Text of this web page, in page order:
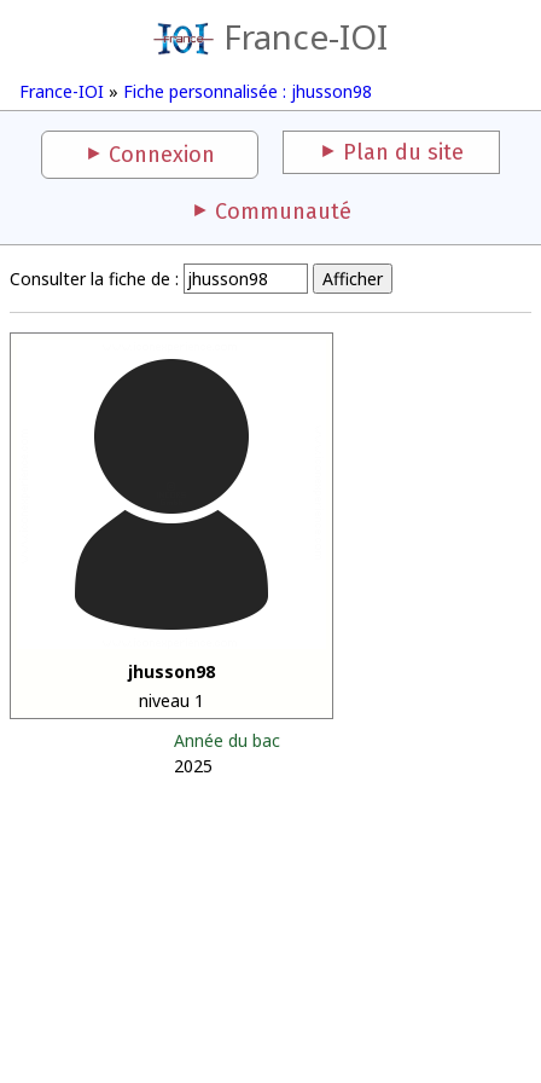
France-IOI
France-IOI » Fiche personnalisée : jhusson98
Connexion Plan du site
Communauté
Consulter la fiche de :
jhusson98
niveau 1
Année du bac
2025